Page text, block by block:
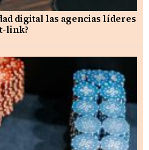
digital las agencias líderes
link?